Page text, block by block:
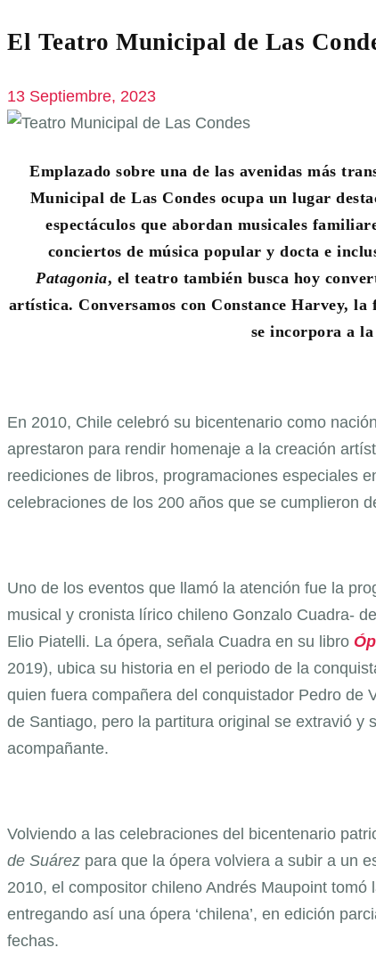
El Teatro Municipal de Las
13 Septiembre, 2023
Emplazado sobre una de las avenidas más
Municipal de Las Condes ocupa un lugar
espectáculos que abordan musicales
conciertos de música popular y docta e
Patagonia, el teatro también busca hoy
artística. Conversamos con Constance Harvey,
se incorpora a
En 2010, Chile celebró su bicentenario como
aprestaron para rendir homenaje a la creación
reediciones de libros, programaciones especiales
celebraciones de los 200 años que se cumplieron
Uno de los eventos que llamó la atención fue la
musical y cronista lírico chileno Gonzalo Cuadra-
Elio Piatelli. La ópera, señala Cuadra en su libro
2019), ubica su historia en el periodo de la
quien fuera compañera del conquistador Pedro de
de Santiago, pero la partitura original se extravió y
acompañante.
Volviendo a las celebraciones del bicentenario
de Suárez para que la ópera volviera a subir a un
2010, el compositor chileno Andrés Maupoint
entregando así una ópera ‘chilena’, en edición
fechas.